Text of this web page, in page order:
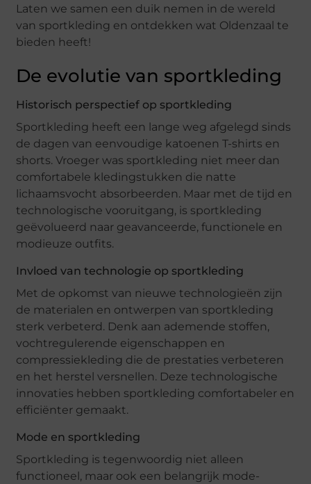
Laten we samen een duik nemen in de wereld
van sportkleding en ontdekken wat Oldenzaal te
bieden heeft!
De evolutie van sportkleding
Historisch perspectief op sportkleding
Sportkleding heeft een lange weg afgelegd sinds
de dagen van eenvoudige katoenen T-shirts en
shorts. Vroeger was sportkleding niet meer dan
comfortabele kledingstukken die natte
lichaamsvocht absorbeerden. Maar met de tijd en
technologische vooruitgang, is sportkleding
geëvolueerd naar geavanceerde, functionele en
modieuze outfits.
Invloed van technologie op sportkleding
Met de opkomst van nieuwe technologieën zijn
de materialen en ontwerpen van sportkleding
sterk verbeterd. Denk aan ademende stoffen,
vochtregulerende eigenschappen en
compressiekleding die de prestaties verbeteren
en het herstel versnellen. Deze technologische
innovaties hebben sportkleding comfortabeler en
efficiënter gemaakt.
Mode en sportkleding
Sportkleding is tegenwoordig niet alleen
functioneel, maar ook een belangrijk mode-